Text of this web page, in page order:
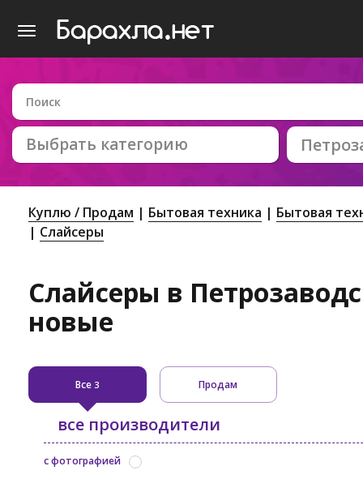
Выбрать категорию
Куплю / Продам Бытовая техника
Бытовая
Слайсеры
Слайсеры в
новые
Все3 Продам
все производители
с фотографией